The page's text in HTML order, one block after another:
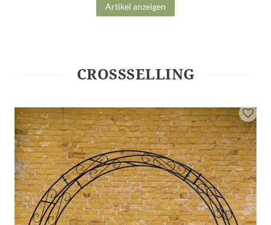
Artikel anzeigen
CROSSSELLING